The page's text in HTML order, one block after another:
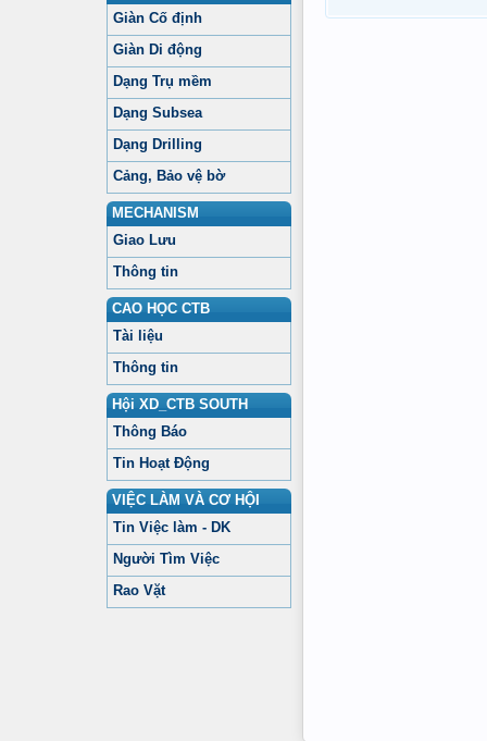
Giàn Cố định
Giàn Di động
Dạng Trụ mềm
Dạng Subsea
Dạng Drilling
Cảng, Bảo vệ bờ
MECHANISM
Giao Lưu
Thông tin
CAO HỌC CTB
Tài liệu
Thông tin
Hội XD_CTB SOUTH
Thông Báo
Tin Hoạt Động
VIỆC LÀM VÀ CƠ HỘI
Tin Việc làm - DK
Người Tìm Việc
Rao Vặt